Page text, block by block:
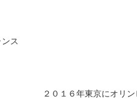
ス
２０１６年東京にオリ